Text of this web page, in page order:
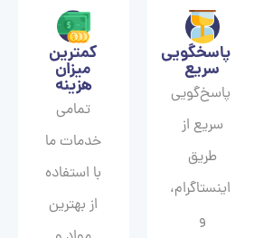
پاسخگویی
سریع
پاسخ‌گویی
سریع از
طریق
اینستاگرام،
و
کمترین
میزان
هزینه
تمامی
خدمات ما
با استفاده
از بهترین